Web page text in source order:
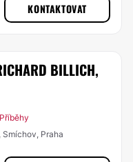
KONTAKTOVAT
BILLICH,
Praha